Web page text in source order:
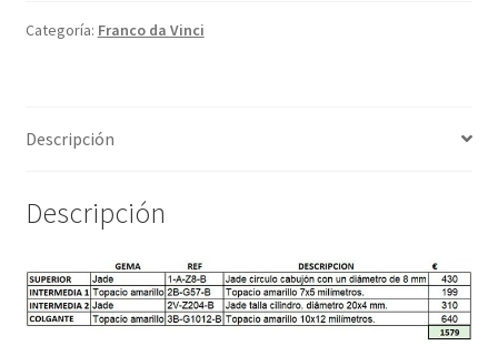
Categoría: Franco da Vinci
Descripción
Descripción